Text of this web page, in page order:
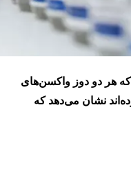
که هر دو دوز واکسن‌های
نشان می‌دهد که